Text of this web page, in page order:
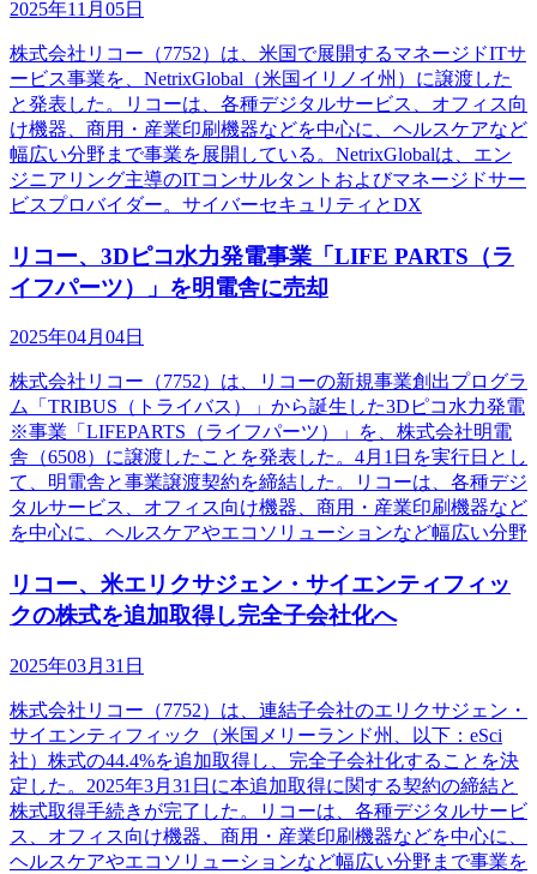
2025年11月05日
株式会社リコー（7752）は、米国で展開するマネージドITサ
ービス事業を、NetrixGlobal（米国イリノイ州）に譲渡した
と発表した。リコーは、各種デジタルサービス、オフィス向
け機器、商用・産業印刷機器などを中心に、ヘルスケアなど
幅広い分野まで事業を展開している。NetrixGlobalは、エン
ジニアリング主導のITコンサルタントおよびマネージドサー
ビスプロバイダー。サイバーセキュリティとDX
リコー、3Dピコ水力発電事業「LIFE PARTS（ラ
イフパーツ）」を明電舎に売却
2025年04月04日
株式会社リコー（7752）は、リコーの新規事業創出プログラ
ム「TRIBUS（トライバス）」から誕生した3Dピコ水力発電
※事業「LIFEPARTS（ライフパーツ）」を、株式会社明電
舎（6508）に譲渡したことを発表した。4月1日を実行日とし
て、明電舎と事業譲渡契約を締結した。リコーは、各種デジ
タルサービス、オフィス向け機器、商用・産業印刷機器など
を中心に、ヘルスケアやエコソリューションなど幅広い分野
リコー、米エリクサジェン・サイエンティフィッ
クの株式を追加取得し完全子会社化へ
2025年03月31日
株式会社リコー（7752）は、連結子会社のエリクサジェン・
サイエンティフィック（米国メリーランド州、以下：eSci
社）株式の44.4%を追加取得し、完全子会社化することを決
定した。2025年3月31日に本追加取得に関する契約の締結と
株式取得手続きが完了した。リコーは、各種デジタルサービ
ス、オフィス向け機器、商用・産業印刷機器などを中心に、
ヘルスケアやエコソリューションなど幅広い分野まで事業を